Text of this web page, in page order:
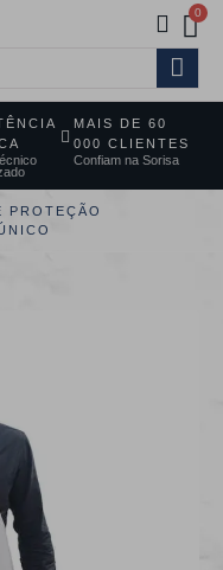
MAIS DE 60
000 CLIENTES
Confiam na Sorisa
PROTEÇÃO